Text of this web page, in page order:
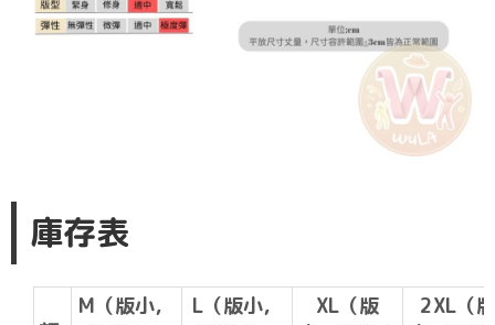
庫存表
M（版小，
L（版小，
XL（版
2XL（版